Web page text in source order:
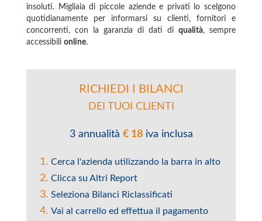
insoluti. Migliaia di piccole aziende e privati lo scelgono
quotidianamente per informarsi su clienti, fornitori e
concorrenti, con la garanzia di dati di qualità, sempre
accessibili online.
RICHIEDI I BILANCI
DEI TUOI CLIENTI
3 annualità € 18iva inclusa
Cerca l'azienda utilizzando la barra in alto
Clicca su Altri Report
Seleziona Bilanci Riclassificati
Vai al carrello ed effettua il pagamento